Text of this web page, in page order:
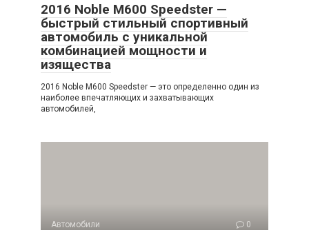
2016 Noble M600 Speedster —
быстрый стильный спортивный
автомобиль с уникальной
комбинацией мощности и
изящества
2016 Noble M600 Speedster — это определенно один из
наиболее впечатляющих и захватывающих
автомобилей,
Автомобили 0